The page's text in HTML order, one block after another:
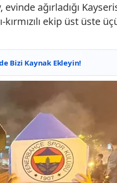
evinde ağırladığı
ekip üst üste
Bizi Kaynak Ekleyin!